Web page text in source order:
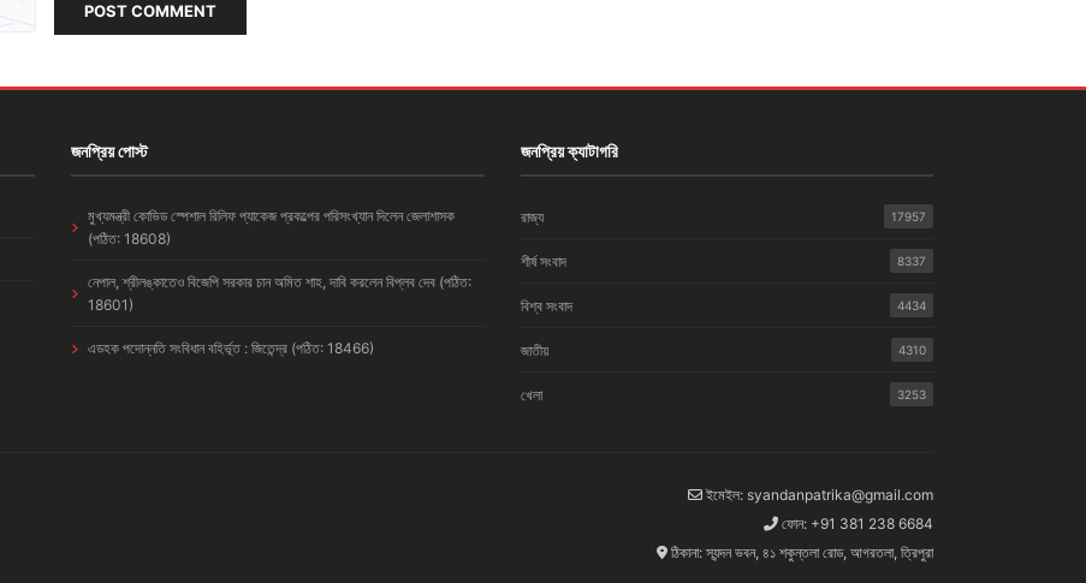
POST COMMENT
জনপ্রিয় পোস্ট
মুখ্যমন্ত্রী কোভিড স্পেশাল রিলিফ প্যাকেজ প্রকল্পের পরিসংখ্যান দিলেন জেলাশাসক
(পঠিত: 18608)
নেপাল, শ্রীলঙ্কাতেও বিজেপি সরকার চান অমিত শাহ, দাবি করলেন বিপ্লব দেব (পঠিত:
18601)
এডহক পদোন্নতি সংবিধান বহির্ভূত : জিতেন্দ্র (পঠিত: 18466)
জনপ্রিয় ক্যাটাগরি
রাজ্য 17957
শীর্ষ সংবাদ 8337
বিশ্ব সংবাদ 4434
জাতীয় 4310
খেলা 3253
ইমেইল: syandanpatrika@gmail.com
ফোন: +91 381 238 6684
ঠিকানা: স্যন্দন ভবন, ৪১ শকুন্তলা রোড, আগরতলা, ত্রিপুরা